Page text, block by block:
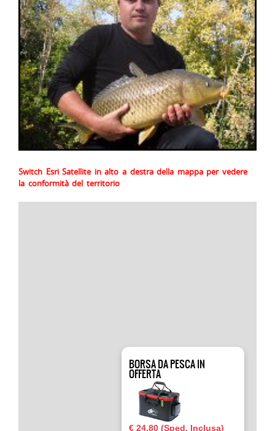
Switch Esri Satellite in alto a destra della mappa per vedere
la conformità del territorio
BORSA DA PESCA IN
OFFERTA
€ 24,80 (Sped. Inclusa)